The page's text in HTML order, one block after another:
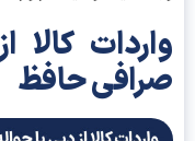
کالا
حافظ